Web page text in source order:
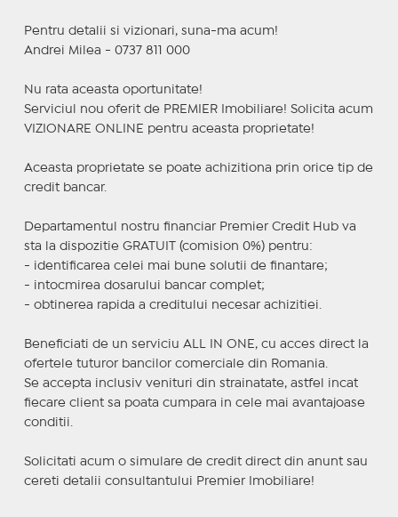
Pentru detalii si vizionari, suna-ma acum!
Andrei Milea - 0737 811 000
Nu rata aceasta oportunitate!
Serviciul nou oferit de PREMIER Imobiliare! Solicita acum
VIZIONARE ONLINE pentru aceasta proprietate!
Aceasta proprietate se poate achizitiona prin orice tip de
credit bancar.
Departamentul nostru financiar Premier Credit Hub va
sta la dispozitie GRATUIT (comision 0%) pentru:
- identificarea celei mai bune solutii de finantare;
- intocmirea dosarului bancar complet;
- obtinerea rapida a creditului necesar achizitiei.
Beneficiati de un serviciu ALL IN ONE, cu acces direct la
ofertele tuturor bancilor comerciale din Romania.
Se accepta inclusiv venituri din strainatate, astfel incat
fiecare client sa poata cumpara in cele mai avantajoase
conditii.
Solicitati acum o simulare de credit direct din anunt sau
cereti detalii consultantului Premier Imobiliare!